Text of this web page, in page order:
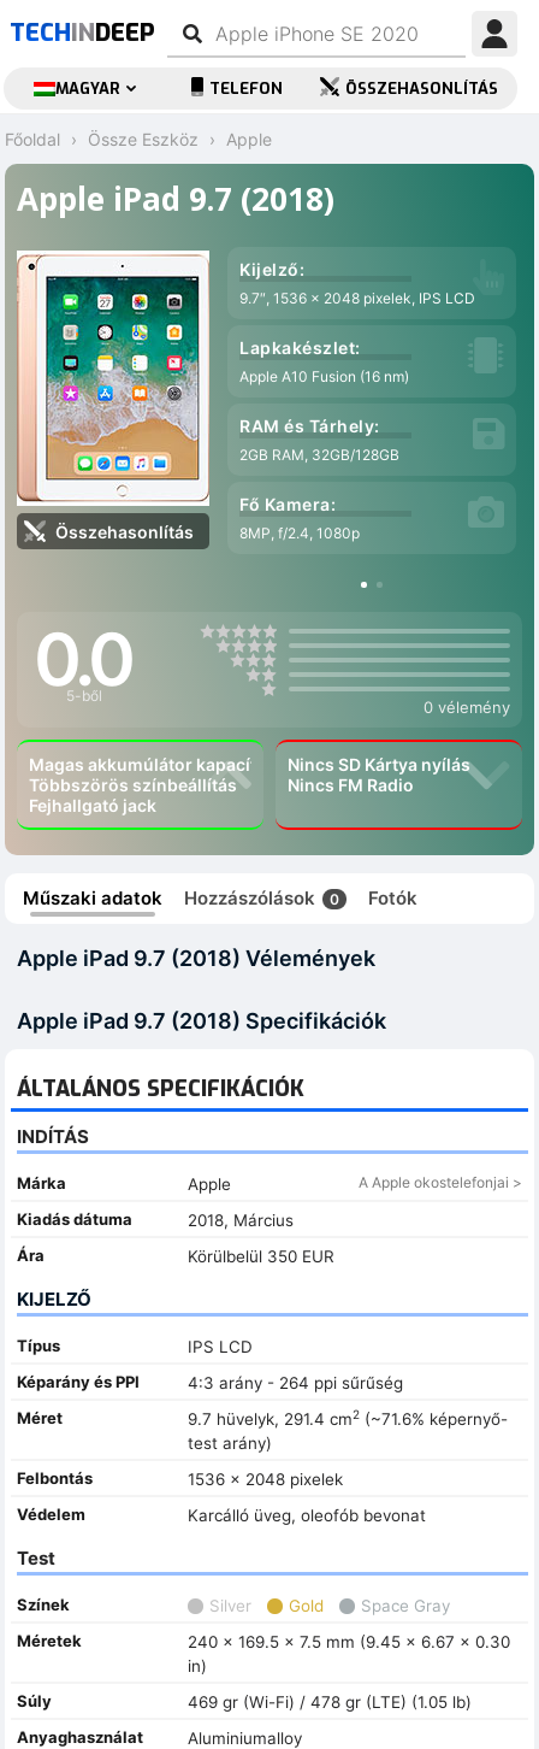
TECHINDEEP
MAGYAR TELEFON ÖSSZEHASONLÍTÁS
Főoldal Össze Eszköz Apple
Apple iPad 9.7 (2018)
Összehasonlítás
Kijelző:
9.7″, 1536 x 2048 pixelek, IPS LCD
Lapkakészlet:
Apple A10 Fusion (16 nm)
RAM és Tárhely:
2GB RAM, 32GB/128GB
Fő Kamera:
8MP, f/2.4, 1080p
0.0
5-ből
0 vélemény
Magas akkumúlátor kapacítás
Többszörös színbeállítás
Fejhallgató jack
Nincs SD Kártya nyílás
Nincs FM Radio
Műszaki adatok Hozzászólások 0 Fotók
Apple iPad 9.7 (2018) Vélemények
Apple iPad 9.7 (2018) Specifikációk
ÁLTALÁNOS SPECIFIKÁCIÓK
INDÍTÁS
Márka Apple A Apple okostelefonjai >
Kiadás dátuma
2018, Március
Ára
Körülbelül 350 EUR
KIJELZŐ
Típus
IPS LCD
Képarány és PPI
4:3 arány - 264 ppi sűrűség
Méret
9.7 hüvelyk, 291.4 cm2(~71.6% képernyő-
test arány)
Felbontás
1536 x 2048 pixelek
Védelem
Karcálló üveg, oleofób bevonat
Test
Színek Silver Gold
Space Gray
Méretek
240 x 169.5 x 7.5 mm (9.45 x 6.67 x 0.30
in)
Súly
469 gr (Wi-Fi) / 478 gr (LTE) (1.05 lb)
Anyaghasználat
Aluminiumalloy